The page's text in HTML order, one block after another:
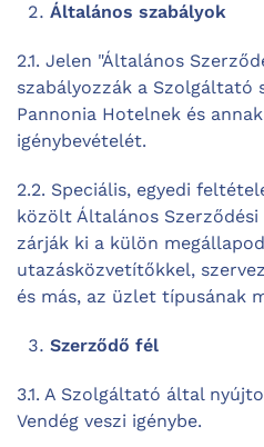
Általános szabályok
2.1. Jelen "Általános
szabályozzák a Szolgáltató
Pannonia Hotelnek és
igénybevételét.
2.2. Speciális, egyedi
közölt Általános
zárják ki a külön
utazásközvetítőkkel,
és más, az üzlet típusának
Szerződő fél
3.1. A Szolgáltató által
Vendég veszi igénybe.